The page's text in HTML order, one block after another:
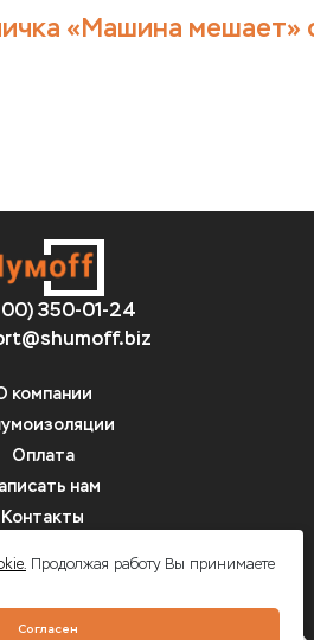
«Машина мешает»
350-01-24
компании
Оплата
нам
Контакты
автомобилей
Продолжая работу Вы принимаете
Согласен